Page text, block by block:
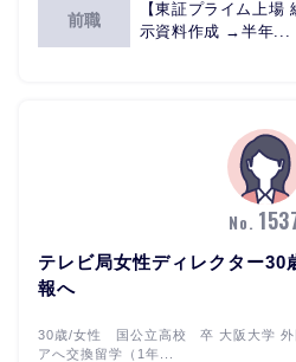
前職
【東証プライム上
示資料作成 →半年...
No.
テレビ局女性ディレクター30
報へ
30歳/女性 国公立高校 卒 大阪大学
アへ交換留学（1年...